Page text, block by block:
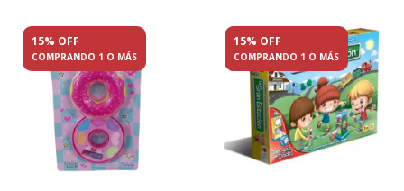
15% OFF
COMPRANDO 1 O MÁS
15% OFF
COMPRANDO 1 O MÁS